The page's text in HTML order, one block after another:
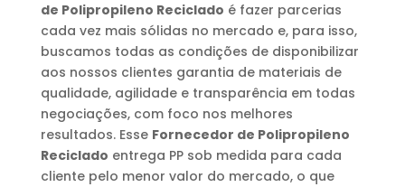
de Polipropileno Reciclado é fazer parcerias
cada vez mais sólidas no mercado e, para isso,
buscamos todas as condições de disponibilizar
aos nossos clientes garantia de materiais de
qualidade, agilidade e transparência em todas
negociações, com foco nos melhores
resultados. Esse Fornecedor de Polipropileno
Reciclado entrega PP sob medida para cada
cliente pelo menor valor do mercado, o que